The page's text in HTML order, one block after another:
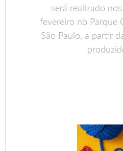
será realizado
fevereiro no Parque
São Paulo, a partir